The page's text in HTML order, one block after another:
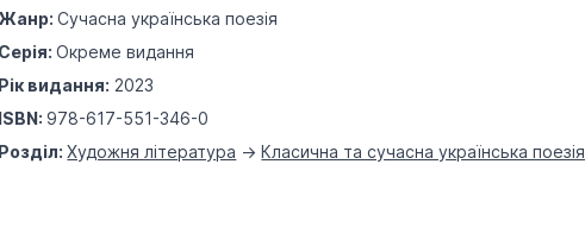
Жанр:Сучасна українська поезія
Серія:Окреме видання
Рік видання: 2023
ISBN:978-617-551-346-0
Розділ:Художня література ->Класична та сучасна українська поезія